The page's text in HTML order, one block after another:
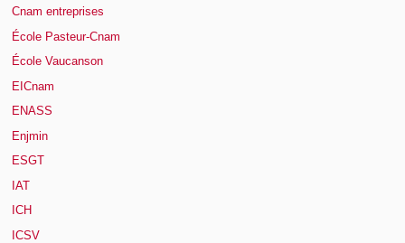
Cnam entreprises
École Pasteur-Cnam
École Vaucanson
EICnam
ENASS
Enjmin
ESGT
IAT
ICH
ICSV